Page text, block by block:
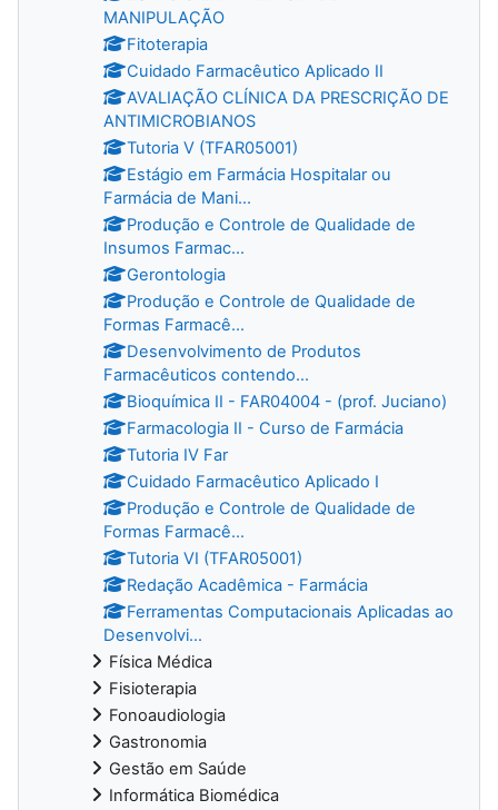
MANIPULAÇÃO
Fitoterapia
Cuidado Farmacêutico Aplicado II
AVALIAÇÃO CLÍNICA DA PRESCRIÇÃO DE
ANTIMICROBIANOS
Tutoria V (TFAR05001)
Estágio em Farmácia Hospitalar ou
Farmácia de Mani...
Produção e Controle de Qualidade de
Insumos Farmac...
Gerontologia
Produção e Controle de Qualidade de
Formas Farmacê...
Desenvolvimento de Produtos
Farmacêuticos contendo...
Bioquímica II - FAR04004 - (prof. Juciano)
Farmacologia II - Curso de Farmácia
Tutoria IV Far
Cuidado Farmacêutico Aplicado I
Produção e Controle de Qualidade de
Formas Farmacê...
Tutoria VI (TFAR05001)
Redação Acadêmica - Farmácia
Ferramentas Computacionais Aplicadas ao
Desenvolvi...
Física Médica
Fisioterapia
Fonoaudiologia
Gastronomia
Gestão em Saúde
Informática Biomédica